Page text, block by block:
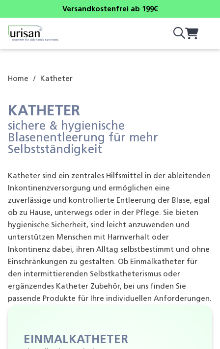
Versandkostenfrei ab 199€
Home / Katheter
KATHETER
sichere & hygienische
Blasenentleerung für mehr
Selbstständigkeit
Katheter sind ein zentrales Hilfsmittel in der ableitenden
Inkontinenzversorgung und ermöglichen eine
zuverlässige und kontrollierte Entleerung der Blase, egal
ob zu Hause, unterwegs oder in der Pflege. Sie bieten
hygienische Sicherheit, sind leicht anzuwenden und
unterstützen Menschen mit Harnverhalt oder
Inkontinenz dabei, ihren Alltag selbstbestimmt und ohne
Einschränkungen zu gestalten. Ob Einmalkatheter für
den intermittierenden Selbstkatheterismus oder
ergänzendes Katheter Zubehör, bei uns finden Sie
passende Produkte für Ihre individuellen Anforderungen.
EINMALKATHETER